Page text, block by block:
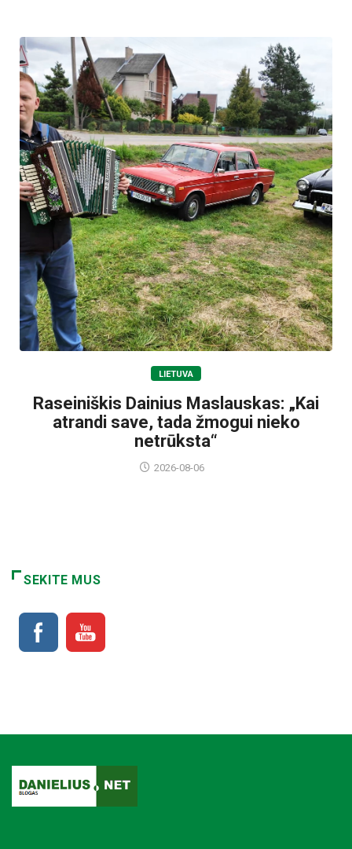
LIETUVA
Raseiniškis Dainius Maslauskas: „Kai
atrandi save, tada žmogui nieko
netrūksta“
2026-08-06
SEKITE MUS